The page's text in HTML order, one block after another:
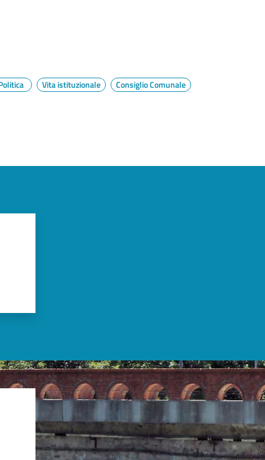
Vita istituzionale Consiglio Comunale